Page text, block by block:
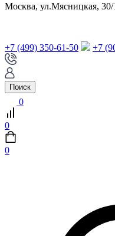
Москва, ул.Мясницкая, 30/
+7 (499) 350-61-50 +7
Поиск
0
0
0